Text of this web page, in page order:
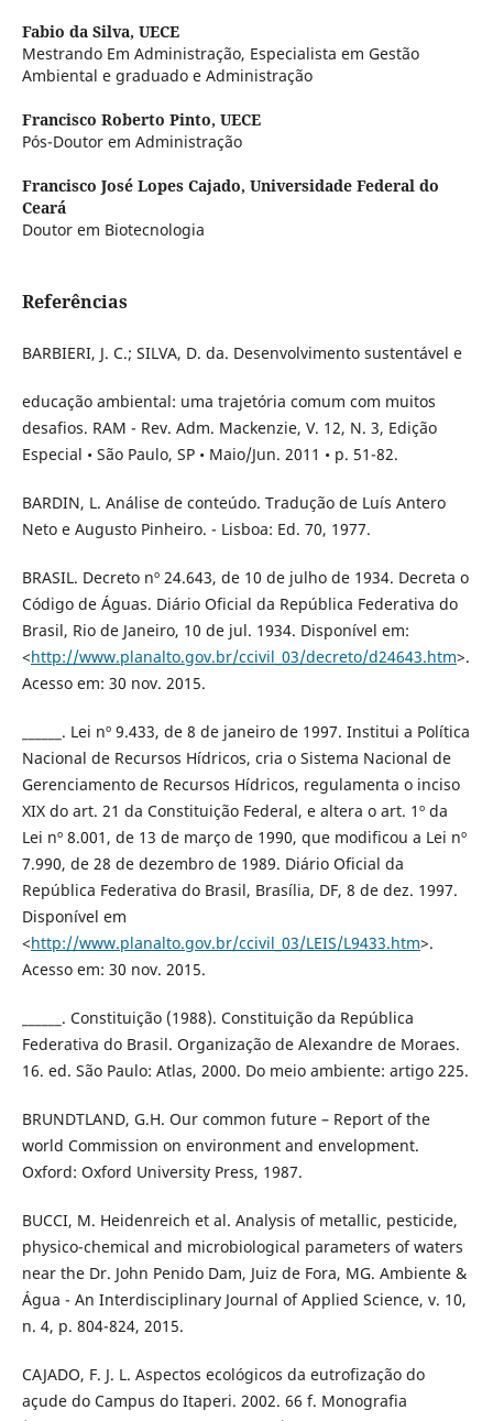
Fabio da Silva, UECE
Mestrando Em Administração, Especialista em Gestão
Ambiental e graduado e Administração
Francisco Roberto Pinto, UECE
Pós-Doutor em Administração
Francisco José Lopes Cajado, Universidade Federal do
Ceará
Doutor em Biotecnologia
Referências
BARBIERI, J. C.; SILVA, D. da. Desenvolvimento sustentável e
educação ambiental: uma trajetória comum com muitos
desafios. RAM - Rev. Adm. Mackenzie, V. 12, N. 3, Edição
Especial • São Paulo, SP • Maio/Jun. 2011 • p. 51-82.
BARDIN, L. Análise de conteúdo. Tradução de Luís Antero
Neto e Augusto Pinheiro. - Lisboa: Ed. 70, 1977.
BRASIL. Decreto nº 24.643, de 10 de julho de 1934. Decreta o
Código de Águas. Diário Oficial da República Federativa do
Brasil, Rio de Janeiro, 10 de jul. 1934. Disponível em:
<http://www.planalto.gov.br/ccivil_03/decreto/d24643.htm>.
Acesso em: 30 nov. 2015.
______. Lei nº 9.433, de 8 de janeiro de 1997. Institui a Política
Nacional de Recursos Hídricos, cria o Sistema Nacional de
Gerenciamento de Recursos Hídricos, regulamenta o inciso
XIX do art. 21 da Constituição Federal, e altera o art. 1º da
Lei nº 8.001, de 13 de março de 1990, que modificou a Lei nº
7.990, de 28 de dezembro de 1989. Diário Oficial da
República Federativa do Brasil, Brasília, DF, 8 de dez. 1997.
Disponível em
<http://www.planalto.gov.br/ccivil_03/LEIS/L9433.htm>.
Acesso em: 30 nov. 2015.
______. Constituição (1988). Constituição da República
Federativa do Brasil. Organização de Alexandre de Moraes.
16. ed. São Paulo: Atlas, 2000. Do meio ambiente: artigo 225.
BRUNDTLAND, G.H. Our common future – Report of the
world Commission on environment and envelopment.
Oxford: Oxford University Press, 1987.
BUCCI, M. Heidenreich et al. Analysis of metallic, pesticide,
physico-chemical and microbiological parameters of waters
near the Dr. John Penido Dam, Juiz de Fora, MG. Ambiente &
Água - An Interdisciplinary Journal of Applied Science, v. 10,
n. 4, p. 804-824, 2015.
CAJADO, F. J. L. Aspectos ecológicos da eutrofização do
açude do Campus do Itaperi. 2002. 66 f. Monografia